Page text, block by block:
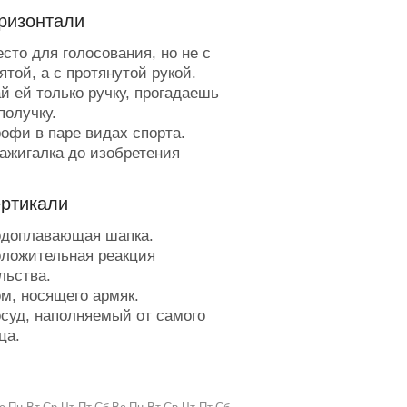
для голосования, но не с
а с протянутой рукой.
ей только ручку, прогадаешь
в паре видах спорта.
до изобретения
ждёт изменника.
не отличающиеся
атом.
понятные не всем.
ногами.
шапка.
реакция
носящего армяк.
наполняемый от самого